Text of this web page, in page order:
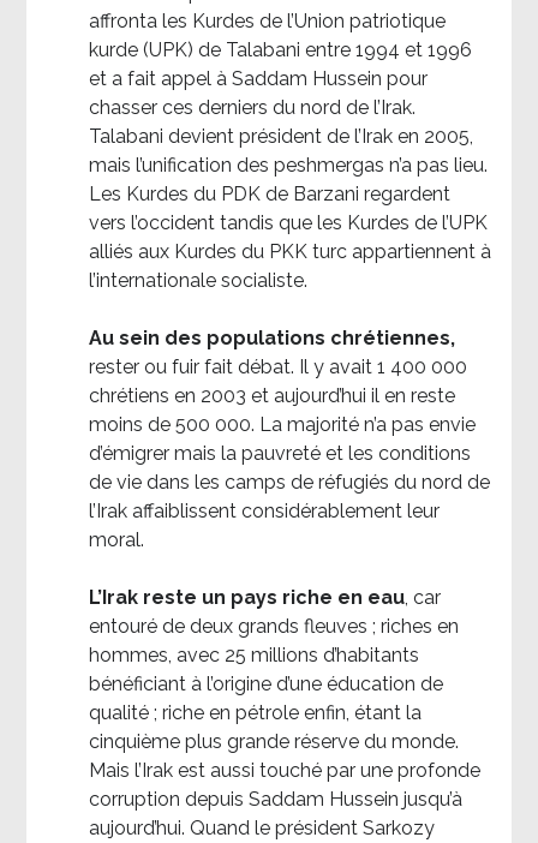
affronta les Kurdes de l’Union patriotique
kurde (UPK) de Talabani entre 1994 et 1996
et a fait appel à Saddam Hussein pour
chasser ces derniers du nord de l’Irak.
Talabani devient président de l’Irak en 2005,
mais l’unification des peshmergas n’a pas lieu.
Les Kurdes du PDK de Barzani regardent
vers l’occident tandis que les Kurdes de l’UPK
alliés aux Kurdes du PKK turc appartiennent à
l’internationale socialiste.
Au sein des populations chrétiennes,
rester ou fuir fait débat. Il y avait 1 400 000
chrétiens en 2003 et aujourd’hui il en reste
moins de 500 000. La majorité n’a pas envie
d’émigrer mais la pauvreté et les conditions
de vie dans les camps de réfugiés du nord de
l’Irak affaiblissent considérablement leur
moral.
L’Irak reste un pays riche en eau, car
entouré de deux grands fleuves ; riches en
hommes, avec 25 millions d’habitants
bénéficiant à l’origine d’une éducation de
qualité ; riche en pétrole enfin, étant la
cinquième plus grande réserve du monde.
Mais l’Irak est aussi touché par une profonde
corruption depuis Saddam Hussein jusqu’à
aujourd’hui. Quand le président Sarkozy